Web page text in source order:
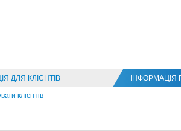
ДЛЯ КЛІЄНТІВ
клієнтів